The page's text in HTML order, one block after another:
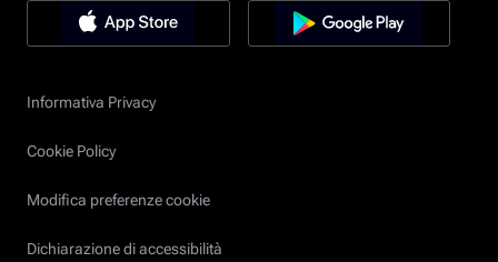
Informativa Privacy
Cookie Policy
Modifica preferenze cookie
Dichiarazione di accessibilità